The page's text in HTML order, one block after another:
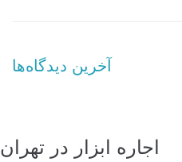
آخرین دیدگاه‌ها
اجاره ابزار در تهران